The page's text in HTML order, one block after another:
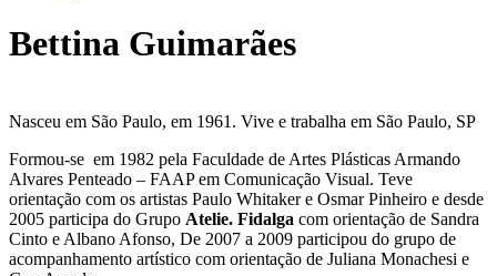
Bettina Guimarães
Nasceu em São Paulo, em 1961. Vive e trabalha em São Paulo, SP
Formou-se em 1982 pela Faculdade de Artes Plásticas Armando
Alvares Penteado – FAAP em Comunicação Visual. Teve
orientação com os artistas Paulo Whitaker e Osmar Pinheiro e desde
2005 participa do Grupo Atelie. Fidalga com orientação de Sandra
Cinto e Albano Afonso, De 2007 a 2009 participou do grupo de
acompanhamento artístico com orientação de Juliana Monachesi e